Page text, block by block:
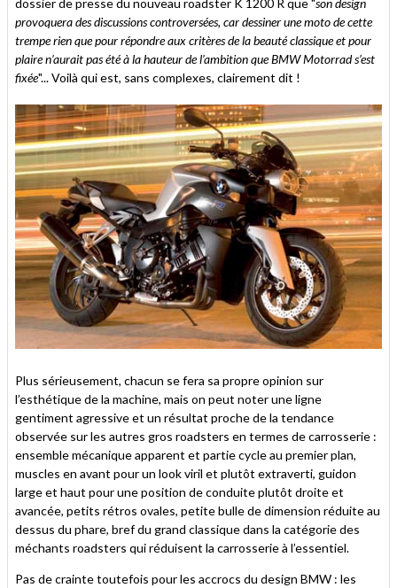
provoquera des discussions controversées, car dessiner une moto de cette
trempe rien que pour répondre aux critères de la beauté classique et pour
plaire n’aurait pas été à la hauteur de l’ambition que BMW Motorrad s’est
fixée"... Voilà qui est, sans complexes, clairement dit !
Plus sérieusement, chacun se fera sa propre opinion sur
l’esthétique de la machine, mais on peut noter une ligne
gentiment agressive et un résultat proche de la tendance
observée sur les autres gros roadsters en termes de carrosserie :
ensemble mécanique apparent et partie cycle au premier plan,
muscles en avant pour un look viril et plutôt extraverti, guidon
large et haut pour une position de conduite plutôt droite et
avancée, petits rétros ovales, petite bulle de dimension réduite au
dessus du phare, bref du grand classique dans la catégorie des
méchants roadsters qui réduisent la carrosserie à l’essentiel.
Pas de crainte toutefois pour les accrocs du design BMW : les